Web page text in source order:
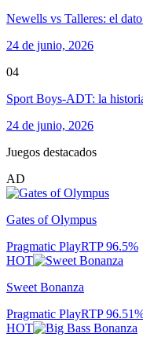
Newells vs Talleres: el
24 de junio, 2026
04
Sport Boys-ADT: la
24 de junio, 2026
Juegos destacados
AD
Gates of Olympus
Pragmatic PlayRTP96.5%
HOT
Sweet Bonanza
Pragmatic PlayRTP96.51
HOT